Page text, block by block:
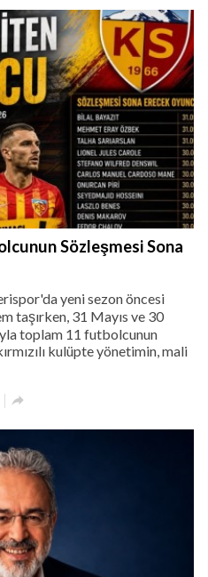
Sözleşmesi Sona
yeni sezon öncesi
taşırken, 31 Mayıs ve 30
toplam 11 futbolcunun
kulüpte yönetimin, mali
